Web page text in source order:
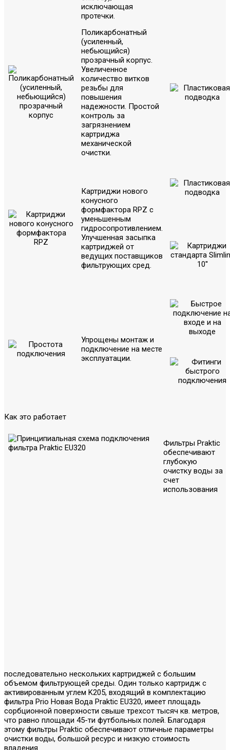
исключающая
протечки.
Поликарбонатный
(усиленный,
небьющийся)
прозрачный корпус.
Увеличенное
количество витков
резьбы для
повышения
надежности. Простой
контроль за
загрязнением
картриджа
механической
очистки.
Картриджи нового
конусного
формфактора RPZ с
уменьшенным
гидросопротивлением.
Улучшенная засыпка
картриджей от
ведущих поставщиков
фильтрующих сред.
Упрощены монтаж и
подключение на месте
эксплуатации.
Как это работает
Фильтры Praktic
обеспечивают
глубокую
очистку воды за
счет
использования
последовательно нескольких картриджей с большим
объемом фильтрующей среды. Один только картридж с
активированным углем K205, входящий в комплектацию
фильтра Prio Новая Вода Praktic EU320, имеет площадь
сорбционной поверхности свыше трехсот тысяч кв. метров,
что равно площади 45-ти футбольных полей. Благодаря
этому фильтры Praktic обеспечивают отличные параметры
очистки воды, большой ресурс и низкую стоимость
владения.